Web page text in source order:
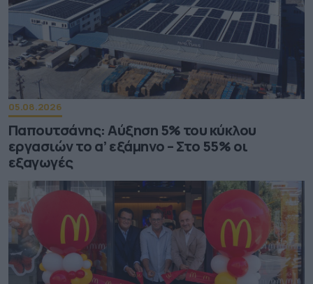
05.08.2026
Παπουτσάνης: Αύξηση 5% του κύκλου
εργασιών το α’ εξάμηνο – Στο 55% οι
εξαγωγές